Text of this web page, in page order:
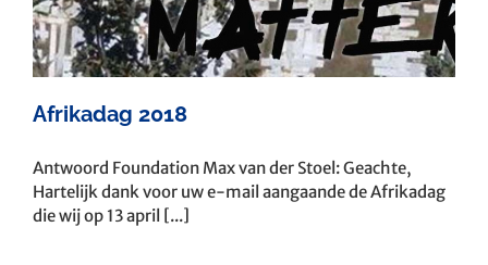
Afrikadag 2018
Antwoord Foundation Max van der Stoel: Geachte,
Hartelijk dank voor uw e-mail aangaande de Afrikadag
die wij op 13 april [...]